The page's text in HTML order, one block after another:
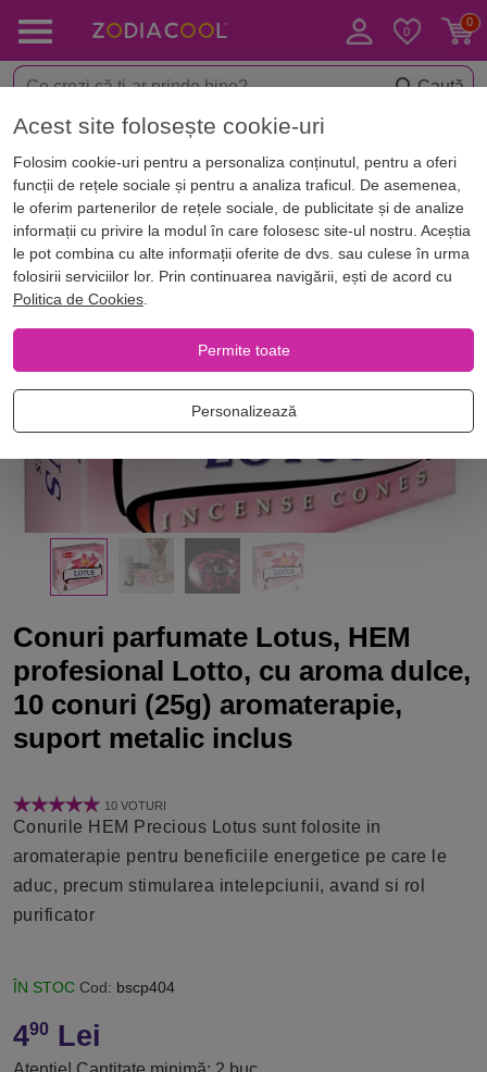
Caută
< Aromaterapie Conuri parfumate pentru aromaterapie
Conuri parfumate Lotus, HEM
profesional Lotto, cu aroma dulce,
10 conuri (25g) aromaterapie,
suport metalic inclus
10 VOTURI
Conurile HEM Precious Lotus sunt folosite in
aromaterapie pentru beneficiile energetice pe care le
aduc, precum stimularea intelepciunii, avand si rol
purificator
ÎN STOC Cod: bscp404
490Lei
Acest site folosește cookie-uri
Folosim cookie-uri pentru a personaliza conținutul, pentru a oferi
funcții de rețele sociale și pentru a analiza traficul. De asemenea,
le oferim partenerilor de rețele sociale, de publicitate și de analize
informații cu privire la modul în care folosesc site-ul nostru. Aceștia
le pot combina cu alte informații oferite de dvs. sau culese în urma
folosirii serviciilor lor. Prin continuarea navigării, ești de acord cu
Politica de Cookies.
Permite toate
Personalizează